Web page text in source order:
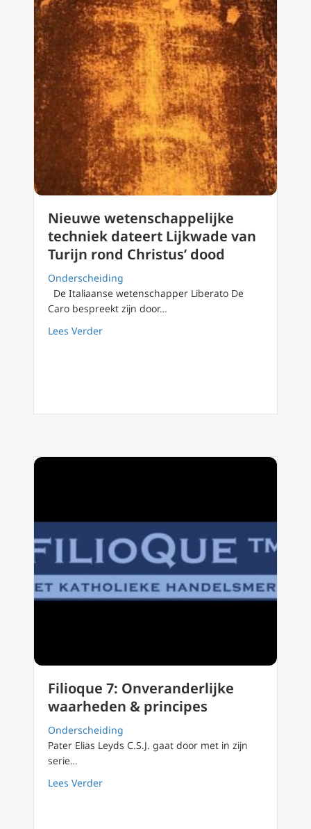
Nieuwe wetenschappelijke
techniek dateert Lijkwade van
Turijn rond Christus’ dood
Onderscheiding
De Italiaanse wetenschapper Liberato De
Caro bespreekt zijn door…
Lees Verderabout Nieuwe wetenschappelijke techniek
Filioque 7: Onveranderlijke
waarheden & principes
Onderscheiding
Pater Elias Leyds C.S.J. gaat door met in zijn
serie…
Lees Verderabout Filioque 7: Onveranderlijke